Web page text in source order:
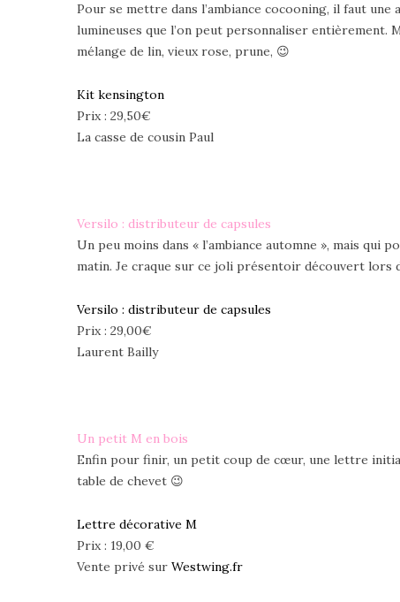
Pour se mettre dans l’ambiance cocooning, il faut
lumineuses que l’on peut personnaliser
mélange de lin, vieux rose, prune, 😉
Kit kensington
Prix : 29,50€
La casse de cousin Paul
Versilo : distributeur de capsules
Un peu moins dans « l’ambiance automne », mais
matin. Je craque sur ce joli présentoir découvert lors
Versilo : distributeur de capsules
Prix : 29,00€
Laurent Bailly
Un petit M en bois
Enfin pour finir, un petit coup de cœur, une lettre
table de chevet 😉
Lettre décorative M
Prix : 19,00 €
Vente privé sur Westwing.fr